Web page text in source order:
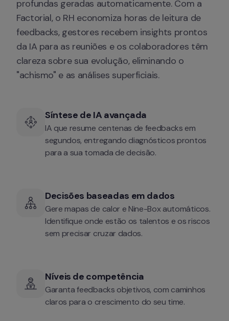
profundas geradas automaticamente. Com a
Factorial, o RH economiza horas de leitura de
feedbacks, gestores recebem insights prontos
da IA para as reuniões e os colaboradores têm
clareza sobre sua evolução, eliminando o
"achismo" e as análises superficiais.
Síntese de IA avançada
IA que resume centenas de feedbacks em
segundos, entregando diagnósticos prontos
para a sua tomada de decisão.
Decisões baseadas em dados
Gere mapas de calor e Nine-Box automáticos.
Identifique onde estão os talentos e os riscos
sem precisar cruzar dados.
Níveis de competência
Garanta feedbacks objetivos, com caminhos
claros para o crescimento do seu time.